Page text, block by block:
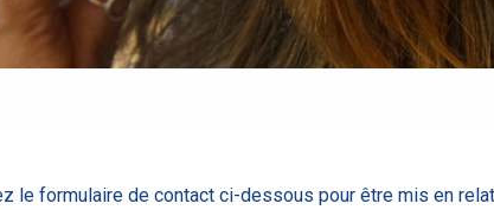
le formulaire de contact ci-dessous pour être mis en